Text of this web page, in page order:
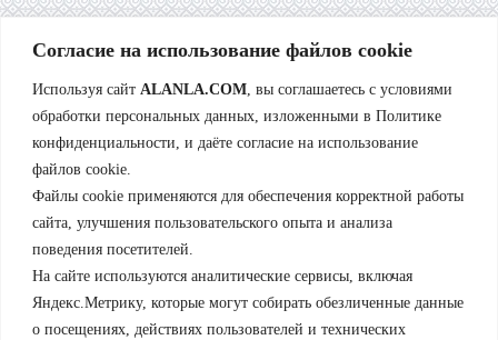
Согласие на использование файлов cookie
Используя сайт ALANLA.COM , вы соглашаетесь с условиями
обработки персональных данных, изложенными в Политике
конфиденциальности, и даёте согласие на использование
файлов cookie.
Файлы cookie применяются для обеспечения корректной работы
сайта, улучшения пользовательского опыта и анализа
поведения посетителей.
На сайте используются аналитические сервисы, включая
Яндекс.Метрику, которые могут собирать обезличенные данные
о посещениях, действиях пользователей и технических